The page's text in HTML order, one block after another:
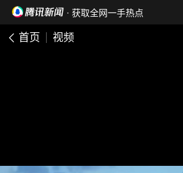
· 获取全网一手热点
首页 视频